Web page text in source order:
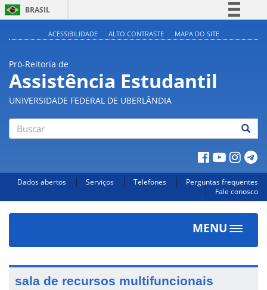
BRASIL
Acesso à informação
Legislação
Canais
ACESSIBILIDADE ALTO CONTRASTE MAPA DO SITE
Pró-Reitoria de
Assistência Estudantil
UNIVERSIDADE FEDERAL DE UBERLÂNDIA
Dados abertos Serviços Telefones
Perguntas frequentes
Fale conosco
MENU
Toggle
sala de recursos multifuncionais